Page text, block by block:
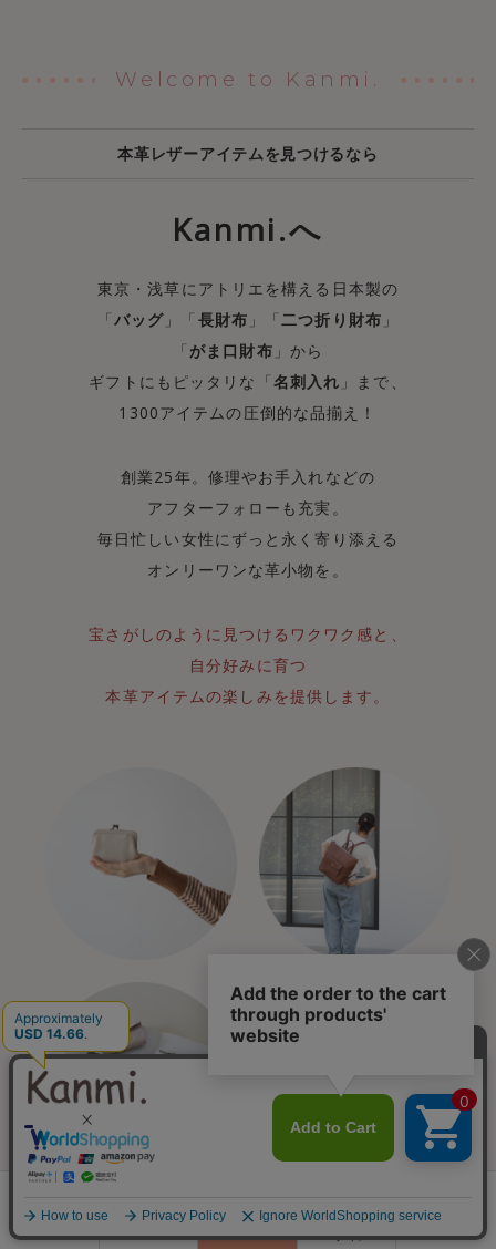
Welcome to Kanmi.
本革レザーアイテムを見つけるなら
Kanmi.へ
東京・浅草にアトリエを構える日本製の
「バッグ 」「 長財布 」「二つ折り財布 」
「 がま口財布 」から
ギフトにもピッタリな「名刺入れ 」まで、
1300アイテムの圧倒的な品揃え！
創業25年。修理やお手入れなどの
アフターフォローも充実。
毎日忙しい女性にずっと永く寄り添える
オンリーワンな革小物を。
宝さがしのように見つけるワクワク感と、
自分好みに育つ
本革アイテムの楽しみを提供します。
会員登録
ログイン